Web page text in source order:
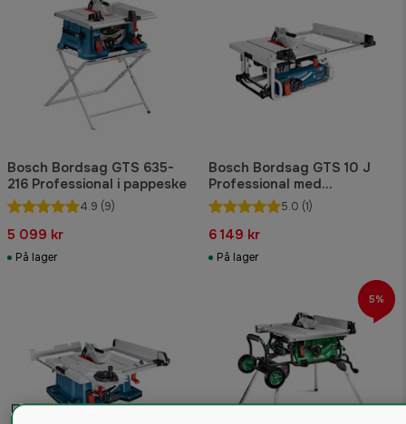
Bosch Bordsag GTS 635-
216 Professional i pappeske
4.9 (9)
5 099 kr
På lager
Bosch Bordsag GTS 10 J
Professional med
styreskinne-systemtilbehør
5.0 (1)
6 149 kr
På lager
5%